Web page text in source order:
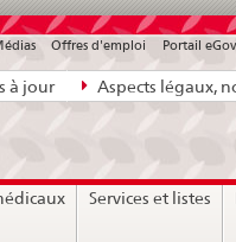
à jour Aspects légaux,
Offres d'emploi Portail
Services et listes